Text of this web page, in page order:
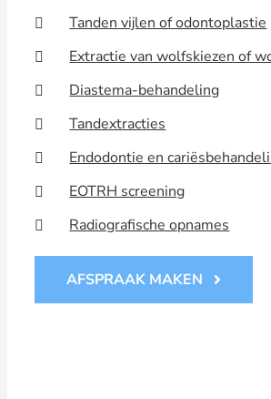
Tanden vijlen of odontoplastie
Extractie van wolfskiezen of
Diastema-behandeling
Tandextracties
Endodontie en
EOTRH screening
Radiografische opnames
AFSPRAAK MAKEN